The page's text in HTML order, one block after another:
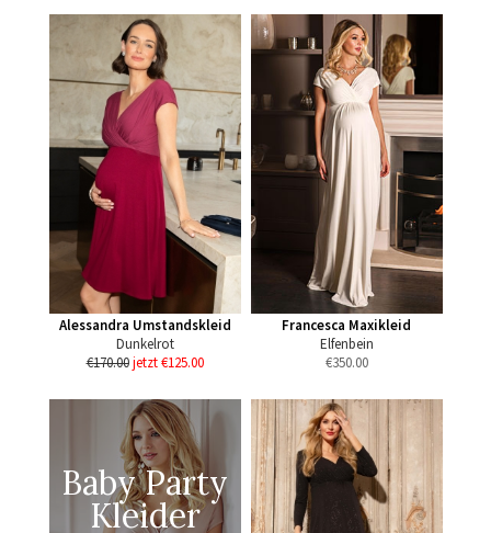
Alessandra Umstandskleid
Dunkelrot
€170.00 jetzt €125.00
Francesca Maxikleid
Elfenbein
€350.00
Baby Party
Kleider